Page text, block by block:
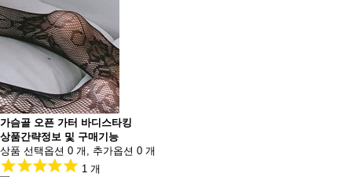
가슴골 오픈 가터 바디스타킹
상품간략정보 및 구매기능
상품 선택옵션 0 개, 추가옵션 0 개
1 개